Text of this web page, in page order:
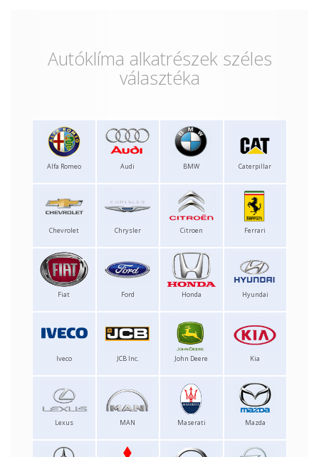
Autóklíma alkatrészek széles
választéka
Alfa Romeo Audi BMW Caterpillar
Chevrolet Chrysler Citroen Ferrari
Fiat Ford Honda Hyundai
Iveco JCB Inc. John Deere Kia
Lexus MAN Maserati Mazda